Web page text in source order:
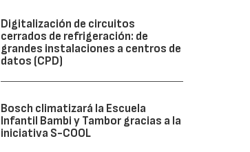
Digitalización de circuitos
cerrados de refrigeración: de
grandes instalaciones a centros de
datos (CPD)
Bosch climatizará la Escuela
Infantil Bambi y Tambor gracias a la
iniciativa S-COOL